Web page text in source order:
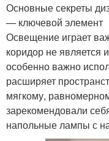
Основные секреты
— ключевой элемент
Освещение играет
коридор не является
особенно важно
расширяет
мягкому,
зарекомендовали
напольные лампы с